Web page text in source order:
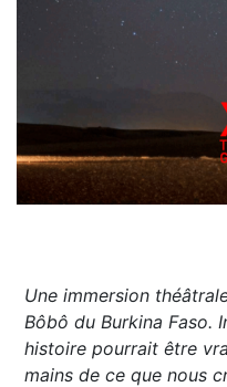
Une immersion
Bôbô du Burkina Faso.
histoire pourrait être
mains de ce que nous